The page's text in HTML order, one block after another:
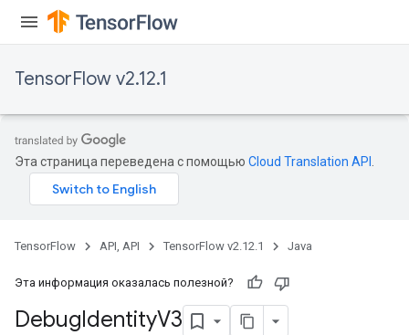
TensorFlow v2.12.1
Эта страница переведена с помощью Cloud Translation API
TensorFlow API, API TensorFlow v2.12.1 Java
Эта информация оказалась полезной?
DebugIdentityV3